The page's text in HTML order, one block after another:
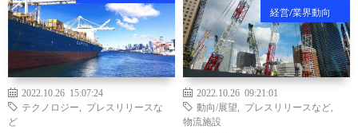
2022.10.26 15:07:24
テクノロジー
プレスリリースな
ど
経営/業界動向
2022.10.26 09:21:01
動向/展望
プレスリリースなど
物流施設